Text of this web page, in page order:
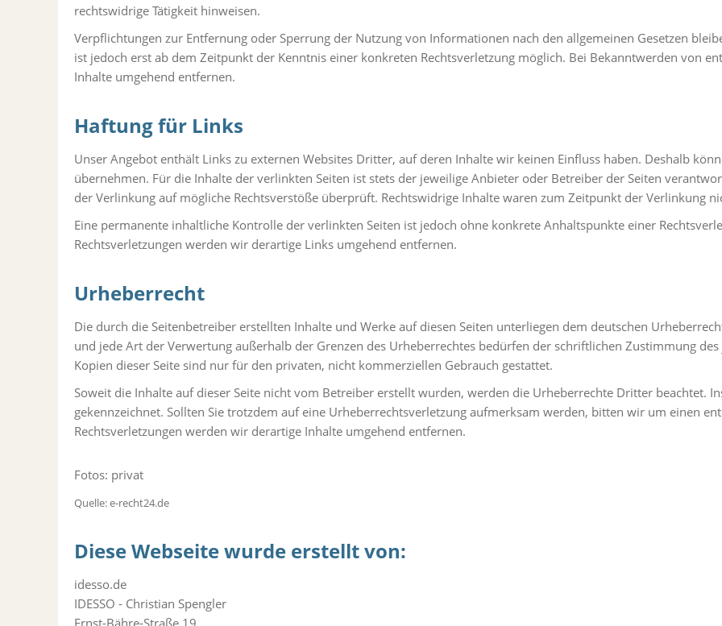
rechtswidrige Tätigkeit hinweisen.
Verpflichtungen zur Entfernung oder Sperrung der Nutzung von Informationen nach den allgemeinen Gesetzen
ist jedoch erst ab dem Zeitpunkt der Kenntnis einer konkreten Rechtsverletzung möglich. Bei Bekanntwerden von
Inhalte umgehend entfernen.
Haftung für Links
Unser Angebot enthält Links zu externen Websites Dritter, auf deren Inhalte wir keinen Einfluss haben. Deshalb
übernehmen. Für die Inhalte der verlinkten Seiten ist stets der jeweilige Anbieter oder Betreiber der Seiten
der Verlinkung auf mögliche Rechtsverstöße überprüft. Rechtswidrige Inhalte waren zum Zeitpunkt der Verlinkung
Eine permanente inhaltliche Kontrolle der verlinkten Seiten ist jedoch ohne konkrete Anhaltspunkte einer
Rechtsverletzungen werden wir derartige Links umgehend entfernen.
Urheberrecht
Die durch die Seitenbetreiber erstellten Inhalte und Werke auf diesen Seiten unterliegen dem deutschen
und jede Art der Verwertung außerhalb der Grenzen des Urheberrechtes bedürfen der schriftlichen Zustimmung
Kopien dieser Seite sind nur für den privaten, nicht kommerziellen Gebrauch gestattet.
Soweit die Inhalte auf dieser Seite nicht vom Betreiber erstellt wurden, werden die Urheberrechte Dritter beachtet.
gekennzeichnet. Sollten Sie trotzdem auf eine Urheberrechtsverletzung aufmerksam werden, bitten wir um einen
Rechtsverletzungen werden wir derartige Inhalte umgehend entfernen.
Fotos: privat
Quelle: e-recht24.de
Diese Webseite wurde erstellt von:
idesso.de
IDESSO - Christian Spengler
Ernst-Bähre-Straße 19